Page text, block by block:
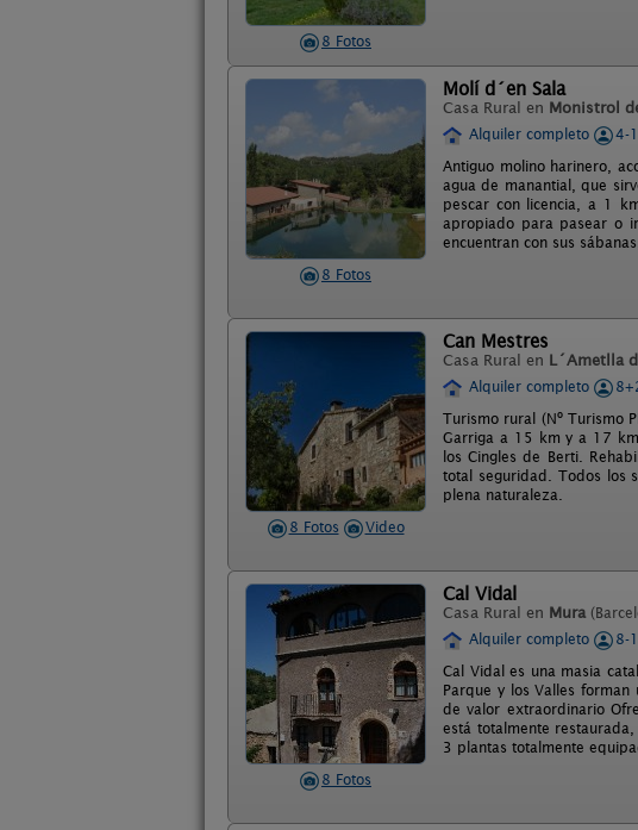
8 Fotos
8 Fotos
Molí d´en Sala
Casa Rural en Monistrol
Alquiler completo
4-
Antiguo molino harinero,
agua de manantial, que
pescar con licencia, a 1
apropiado para pasear o
encuentran con sus
8 Fotos Video
Can Mestres
Casa Rural en L´Ametlla
Alquiler completo
Turismo rural (Nº Turismo
Garriga a 15 km y a 17
los Cingles de Berti.
total seguridad. Todos los
plena naturaleza.
8 Fotos
Cal Vidal
Casa Rural en Mura
Alquiler completo
8-
Cal Vidal es una masia
Parque y los Valles
de valor extraordinario
está totalmente
3 plantas totalmente